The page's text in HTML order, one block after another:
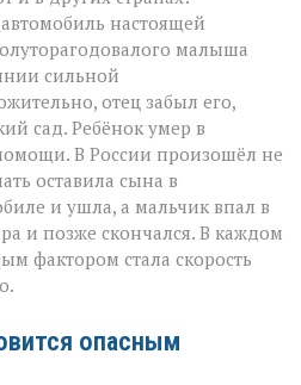
настоящей
малыша
сильной
отец забыл его,
сад. Ребёнок умер в
В России произошёл не
оставила сына в
и ушла, а мальчик впал в
и позже скончался. В каждом
фактором стала скорость
опасным